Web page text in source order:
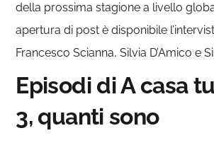
della prossima stagione a livello
apertura di post è disponibile
Francesco Scianna, Silvia D’Amico e
Episodi di A casa
3, quanti sono